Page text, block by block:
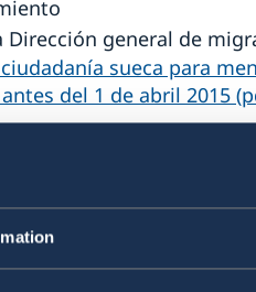
general de
sueca para
del 1 de abril 2015
realizar la inscripción.
de obtener